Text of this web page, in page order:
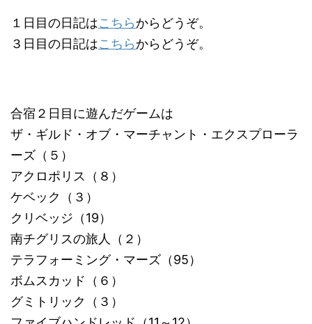
１日目の日記はこちらからどうぞ。
３日目の日記はこちらからどうぞ。
合宿２日目に遊んだゲームは
ザ・ギルド・オブ・マーチャント・エクスプローラ
ーズ（５）
アクロポリス（８）
ケベック（３）
クリベッジ（19）
南チグリスの旅人（２）
テラフォーミング・マーズ（95）
ボムスカッド（６）
グミトリック（３）